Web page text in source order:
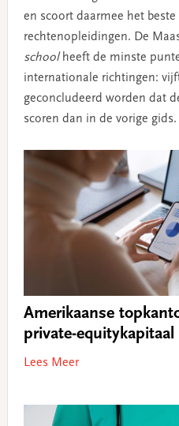
en scoort daarmee het
rechtenopleidingen. De
schoolheeft de minste
internationale richtingen:
geconcludeerd worden dat
scoren dan in de vorige gids.
Amerikaanse
private-equitykapitaal
Lees Meer